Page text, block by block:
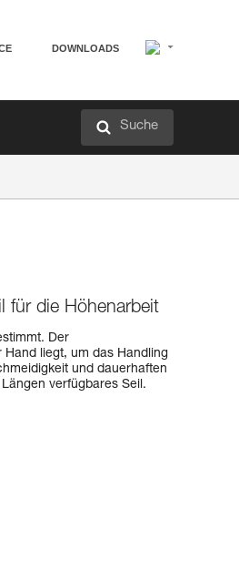
DOWNLOADS
Suche
für die Höhenarbeit
Der
liegt, um das Handling
und dauerhaften
verfügbares Seil.